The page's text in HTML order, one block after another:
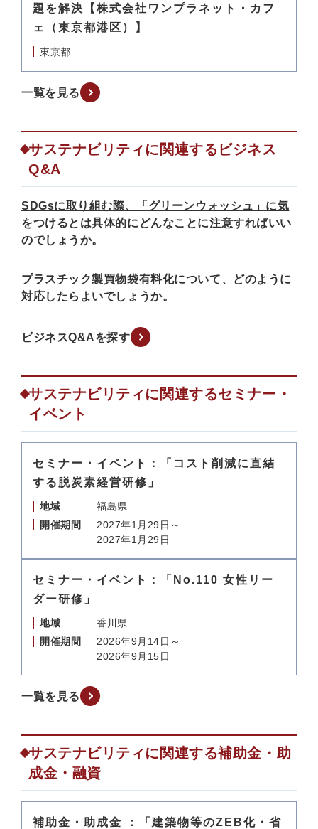
題を解決【株式会社ワンプラネット・カフ
ェ（東京都港区）】
東京都
一覧を見る
サステナビリティに関連するビジネス
Q&A
SDGsに取り組む際、「グリーンウォッシュ」に気
をつけるとは具体的にどんなことに注意すればいい
のでしょうか。
プラスチック製買物袋有料化について、どのように
対応したらよいでしょうか。
ビジネスQ&Aを探す
サステナビリティに関連するセミナー・
イベント
セミナー・イベント：「コスト削減に直結
する脱炭素経営研修」
地域
福島県
開催期間
2027年1月29日～
2027年1月29日
セミナー・イベント：「No.110 女性リー
ダー研修」
地域
香川県
開催期間
2026年9月14日～
2026年9月15日
一覧を見る
サステナビリティに関連する補助金・助
成金・融資
補助金・助成金 ：「建築物等のZEB化・省